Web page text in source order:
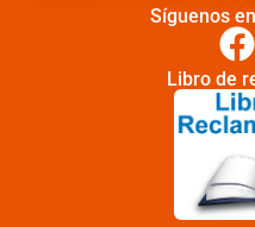
Síguenos
Libro de